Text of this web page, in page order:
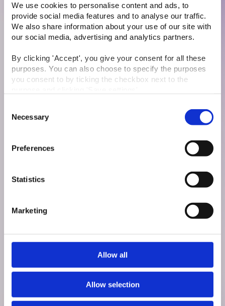
We use cookies to personalise content and ads, to
provide social media features and to analyse our traffic.
We also share information about your use of our site with
our social media, advertising and analytics partners.
By clicking 'Accept', you give your consent for all these
purposes. You can also choose to specify the purposes
you consent to by ticking the checkbox next to the
You may withdraw your consent at any time by clicking
the small icon at the bottom right corner of the website.
You can read more about how we use cookies and other
technologies and how we collect and process personal
Selection
Necessary
Preferences
Statistics
Marketing
Allow all
Allow selection
Beskyt dine data og din
forretning!
Dette webinar er en fantastisk mulighed for at få opdateret
compliant i 2025.
IT-Sikkerhedspolitikker og IT-
Udforsk